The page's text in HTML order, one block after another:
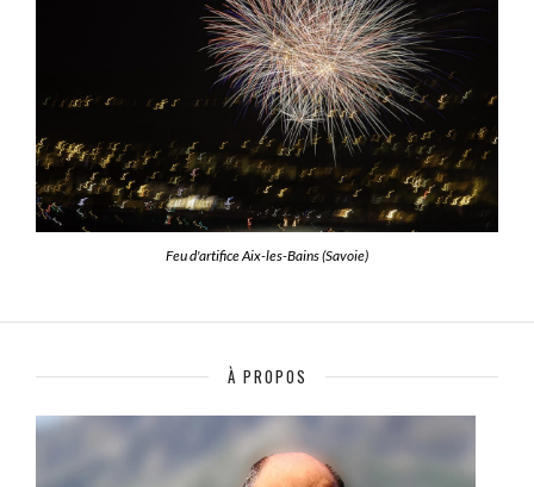
Feu d'artifice Aix-les-Bains (Savoie)
À PROPOS